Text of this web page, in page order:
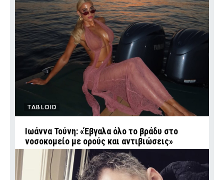
TABLOID
Ιωάννα Τούνη: «Έβγαλα όλο το βράδυ στο
νοσοκομείο με ορούς και αντιβιώσεις»